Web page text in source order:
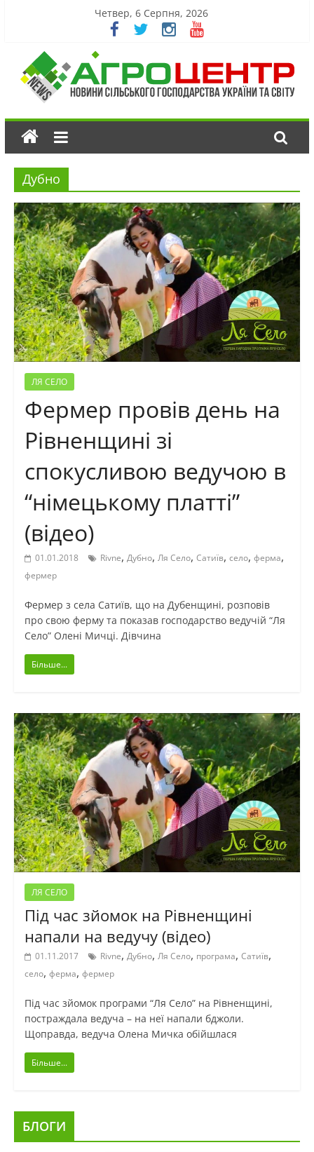
Четвер, 6 Серпня, 2026
Дубно
ЛЯ СЕЛО
Фермер провів день на
Рівненщині зі
спокусливою ведучою в
“німецькому платті”
(відео)
01.01.2018 Rivne, Дубно, Ля Село, Сатиїв, село, ферма,
фермер
Фермер з села Сатиїв, що на Дубенщині, розповів
про свою ферму та показав господарство ведучій “Ля
Село” Олені Мичці. Дівчина
Більше...
ЛЯ СЕЛО
Під час зйомок на Рівненщині
напали на ведучу (відео)
01.11.2017 Rivne, Дубно, Ля Село, програма, Сатиїв,
село, ферма, фермер
Під час зйомок програми “Ля Село” на Рівненщині,
постраждала ведуча – на неї напали бджоли.
Щоправда, ведуча Олена Мичка обійшлася
Більше...
БЛОГИ